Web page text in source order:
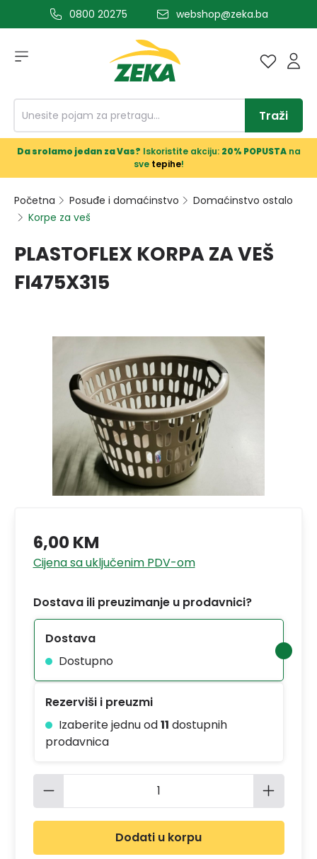
glavni sadržaj0800 20275 webshop@zeka.ba
Traži
Da srolamo jedan za Vas? Iskoristite akciju: 20% POPUSTAna
sve tepihe!
Početna Posuđe i domaćinstvo
Domaćinstvo ostalo
Korpe za veš
PLASTOFLEX KORPA ZA VEŠ
FI475X315
6,00 KM
Cijena sa uključenim PDV-om
Dostava ili preuzimanje u prodavnici?
Dostava
Dostupno
Rezerviši i preuzmi
Izaberite jednu od11 dostupnih
prodavnica
Količina proizvoda: Unesite
Dodati u korpu